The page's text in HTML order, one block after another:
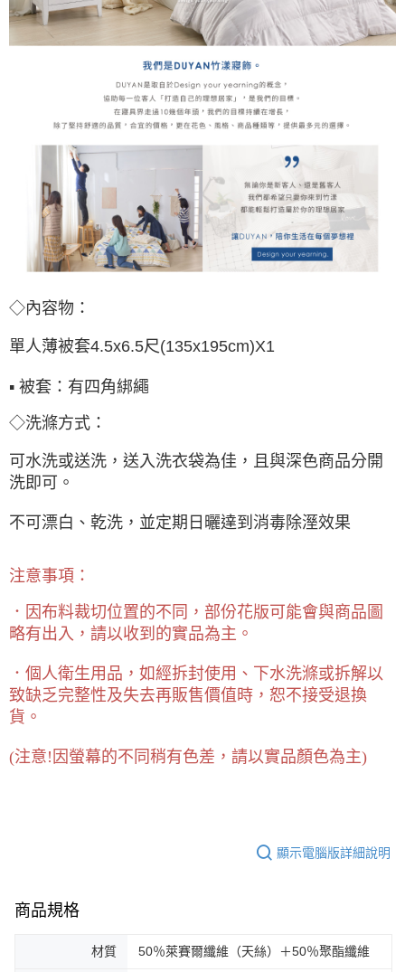
◇內容物：
單人薄被套4.5x6.5尺(135x195cm)X1
▪ 被套：有四角綁繩
◇洗滌方式：
可水洗或送洗，送入洗衣袋為佳，且與深色商品分開
洗即可。
不可漂白、乾洗，並定期日曬達到消毒除溼效果
注意事項：
．因布料裁切位置的不同，部份花版可能會與商品圖
略有出入，請以收到的實品為主。
．個人衛生用品，如經拆封使用、下水洗滌或拆解以
致缺乏完整性及失去再販售價值時，恕不接受退換
貨。
(注意!因螢幕的不同稍有色差，請以實品顏色為主)
顯示電腦版詳細說明
商品規格
材質 50％萊賽爾纖維（天絲）＋50％聚酯纖維